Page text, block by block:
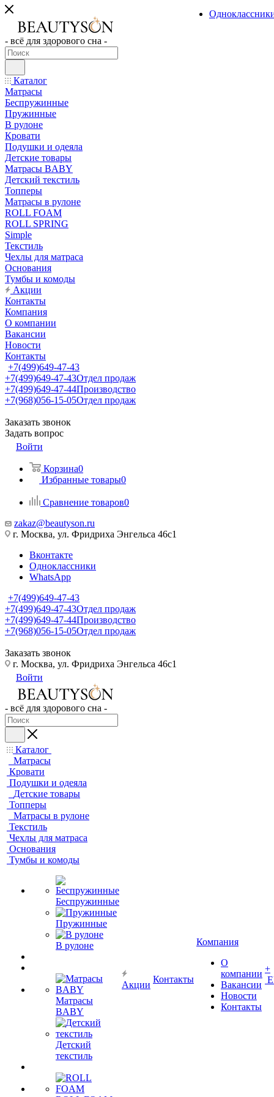
- всё для здорового сна -
Каталог
Матрасы
Беспружинные
Пружинные
В рулоне
Кровати
Подушки и одеяла
Детские товары
Матрасы BABY
Детский текстиль
Топперы
Матрасы в рулоне
ROLL FOAM
ROLL SPRING
Simple
Текстиль
Чехлы для матраса
Основания
Тумбы и комоды
Акции
Контакты
Компания
О компании
Вакансии
Новости
Контакты
+7(499)649-47-43
+7(499)649-47-43Отдел продаж
+7(499)649-47-44Производство
+7(968)056-15-05Отдел продаж
Заказать звонок
Задать вопрос
Войти
Корзина0
Избранные товары0
Сравнение товаров0
zakaz@beautyson.ru
г. Москва, ул. Фридриха Энгельса 46с1
Вконтакте
Одноклассники
WhatsApp
+7(499)649-47-43
+7(499)649-47-43Отдел продаж
+7(499)649-47-44Производство
+7(968)056-15-05Отдел продаж
Заказать звонок
г. Москва, ул. Фридриха Энгельса 46с1
Войти
- всё для здорового сна -
Каталог
Матрасы
Кровати
Подушки и одеяла
Детские товары
Топперы
Матрасы в рулоне
Текстиль
Чехлы для матраса
Основания
Тумбы и комоды
Беспружинные
Пружинные
В рулоне
Матрасы
BABY
Детский
текстиль
Акции
Контакты
Компания
О
компании
Вакансии
Новости
Контакты
+